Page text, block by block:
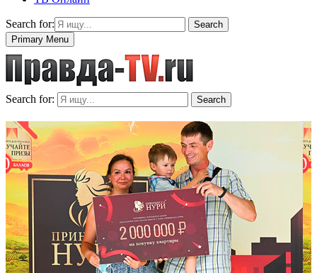
Search for:
Search
Primary Menu
Search for: Search